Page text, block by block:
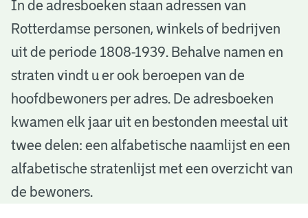
A
d
e
b
o
e
In de adresboeken staan adressen van
Rotterdamse personen, winkels of bedrijven
uit de periode 1808-1939. Behalve namen en
straten vindt u er ook beroepen van de
hoofdbewoners per adres. De adresboeken
kwamen elk jaar uit en bestonden meestal uit
twee delen: een alfabetische naamlijst en een
alfabetische stratenlijst met een overzicht van
de bewoners.